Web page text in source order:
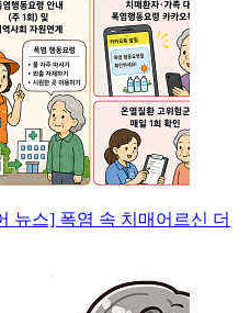
뉴스] 폭염 속 치매어르신 더